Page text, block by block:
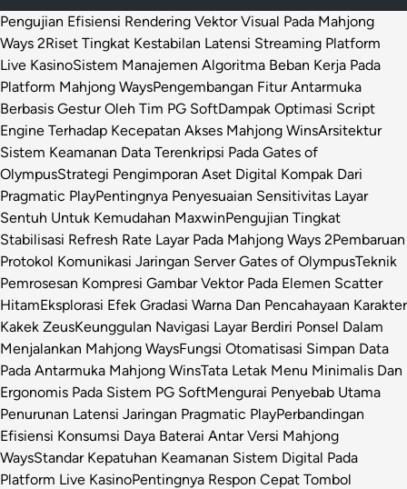
Pengujian Efisiensi Rendering Vektor Visual Pada Mahjong
Ways 2Riset Tingkat Kestabilan Latensi Streaming Platform
Live KasinoSistem Manajemen Algoritma Beban Kerja Pada
Platform Mahjong WaysPengembangan Fitur Antarmuka
Berbasis Gestur Oleh Tim PG SoftDampak Optimasi Script
Engine Terhadap Kecepatan Akses Mahjong WinsArsitektur
Sistem Keamanan Data Terenkripsi Pada Gates of
OlympusStrategi Pengimporan Aset Digital Kompak Dari
Pragmatic PlayPentingnya Penyesuaian Sensitivitas Layar
Sentuh Untuk Kemudahan MaxwinPengujian Tingkat
Stabilisasi Refresh Rate Layar Pada Mahjong Ways 2Pembaruan
Protokol Komunikasi Jaringan Server Gates of OlympusTeknik
Pemrosesan Kompresi Gambar Vektor Pada Elemen Scatter
HitamEksplorasi Efek Gradasi Warna Dan Pencahayaan Karakter
Kakek ZeusKeunggulan Navigasi Layar Berdiri Ponsel Dalam
Menjalankan Mahjong WaysFungsi Otomatisasi Simpan Data
Pada Antarmuka Mahjong WinsTata Letak Menu Minimalis Dan
Ergonomis Pada Sistem PG SoftMengurai Penyebab Utama
Penurunan Latensi Jaringan Pragmatic PlayPerbandingan
Efisiensi Konsumsi Daya Baterai Antar Versi Mahjong
WaysStandar Kepatuhan Keamanan Sistem Digital Pada
Platform Live KasinoPentingnya Respon Cepat Tombol